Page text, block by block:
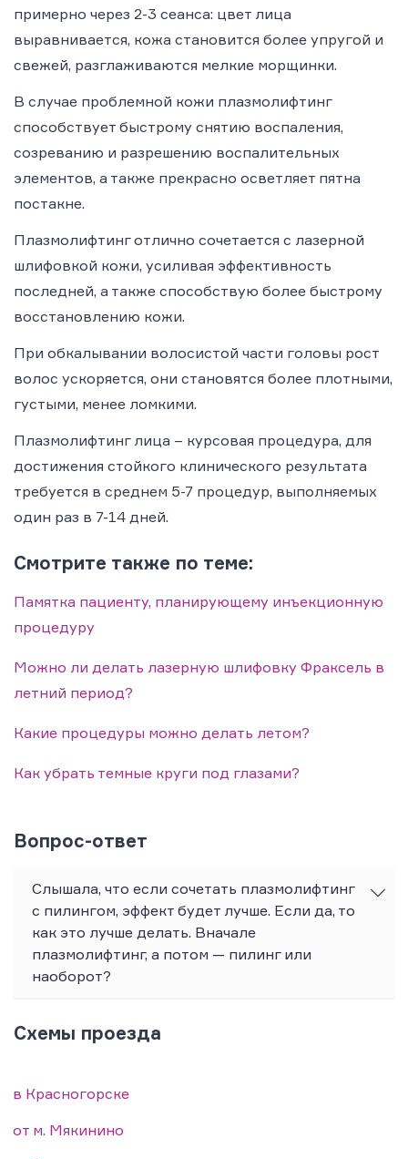
примерно через 2-3 сеанса: цвет лица
выравнивается, кожа становится более упругой и
свежей, разглаживаются мелкие морщинки.
В случае проблемной кожи плазмолифтинг
способствует быстрому снятию воспаления,
созреванию и разрешению воспалительных
элементов, а также прекрасно осветляет пятна
постакне.
Плазмолифтинг отлично сочетается с лазерной
шлифовкой кожи, усиливая эффективность
последней, а также способствую более быстрому
восстановлению кожи.
При обкалывании волосистой части головы рост
волос ускоряется, они становятся более плотными,
густыми, менее ломкими.
Плазмолифтинг лица – курсовая процедура, для
достижения стойкого клинического результата
требуется в среднем 5-7 процедур, выполняемых
один раз в 7-14 дней.
Смотрите также по теме:
Памятка пациенту, планирующему инъекционную
процедуру
Можно ли делать лазерную шлифовку Фраксель в
летний период?
Какие процедуры можно делать летом?
Как убрать темные круги под глазами?
Вопрос-ответ
Слышала, что если сочетать плазмолифтинг
с пилингом, эффект будет лучше. Если да, то
как это лучше делать. Вначале
плазмолифтинг, а потом — пилинг или
наоборот?
Схемы проезда
в Красногорске
от м. Мякинино